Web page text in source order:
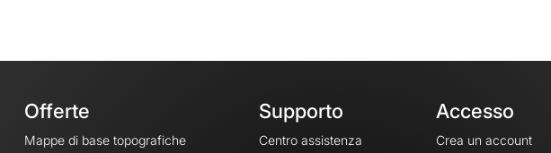
Offerte
Mappe di base topografiche
Supporto
Centro assistenza
Accesso
Crea un account